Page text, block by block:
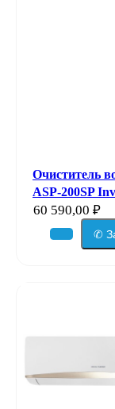
Очиститель
ASP-200SP
60 590,00 ₽
✆